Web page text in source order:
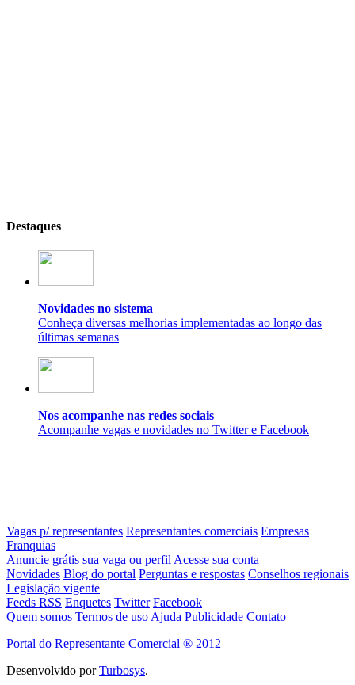
Destaques
Novidades no sistema
Conheça diversas melhorias implementadas ao longo das
últimas semanas
Nos acompanhe nas redes sociais
Acompanhe vagas e novidades no Twitter e Facebook
Vagas p/ representantes Representantes comerciais Empresas
Franquias
Anuncie grátis sua vaga ou perfil Acesse sua conta
Novidades Blog do portal Perguntas e respostas Conselhos regionais
Legislação vigente
Feeds RSS Enquetes Twitter Facebook
Quem somos Termos de uso Ajuda Publicidade Contato
Portal do Representante Comercial ® 2012
Desenvolvido porTurbosys.